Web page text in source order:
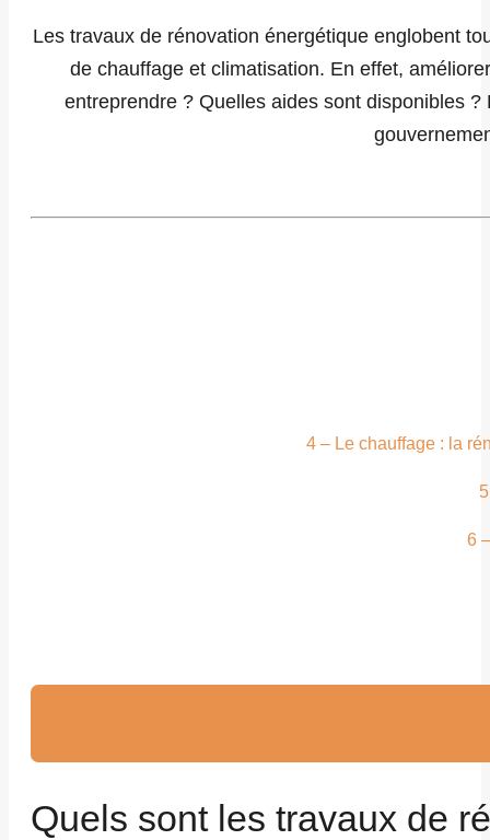
Les travaux de rénovation énergétique englobent
de chauffage et climatisation. En effet,
entreprendre ? Quelles aides sont disponibles
4 – Le chauffage : la
6
Quels sont les travaux de